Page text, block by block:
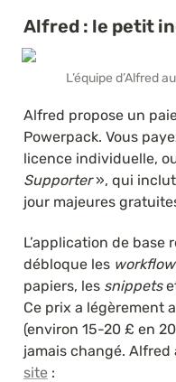
Alfred : le petit
L’équipe d’Alfred
Alfred propose un
Powerpack. Vous
licence individuelle,
Supporter », qui inclut
jour majeures
L’application de base
débloque les
papiers, les snippets
Ce prix a légèrement
(environ 15-20 £ en
jamais changé.
site :